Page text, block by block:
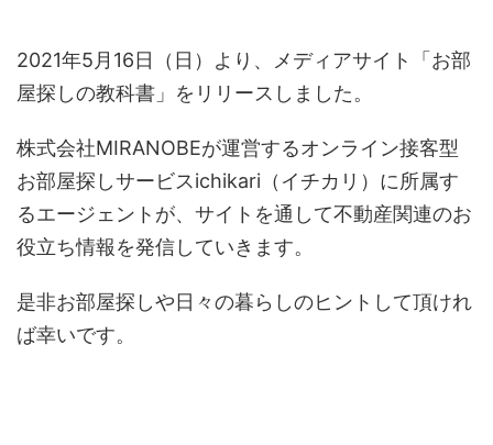
2021年5月16日（日）より、メディアサイト「お部
屋探しの教科書」をリリースしました。
株式会社MIRANOBEが運営するオンライン接客型
お部屋探しサービスichikari（イチカリ）に所属す
るエージェントが、サイトを通して不動産関連のお
役立ち情報を発信していきます。
是非お部屋探しや日々の暮らしのヒントして頂けれ
ば幸いです。